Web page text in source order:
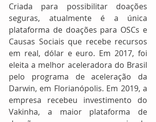
Criada para possibilitar doações
seguras, atualmente é a única
plataforma de doações para OSCs e
Causas Sociais que recebe recursos
em real, dólar e euro. Em 2017, foi
eleita a melhor aceleradora do Brasil
pelo programa de aceleração da
Darwin, em Florianópolis. Em 2019, a
empresa recebeu investimento do
Vakinha, a maior plataforma de